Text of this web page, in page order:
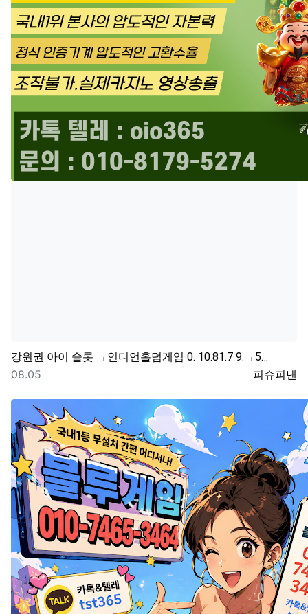
강원권 아이 슬롯 →인디언홀덤게임 0. 10.81.7 9.→5…
등록자
피슈피낸
등록일
08.05